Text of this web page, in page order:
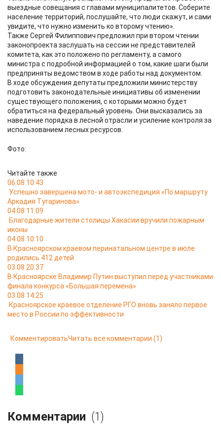
выездные совещания с главами муниципалитетов. Соберите
население территорий, послушайте, что люди скажут, и сами
увидите, что нужно изменить ко второму чтению».
Также Сергей Филиппович предложил при втором чтении
законопроекта заслушать на сессии не представителей
комитета, как это положено по регламенту, а самого
министра с подробной информацией о том, какие шаги были
предприняты ведомством в ходе работы над документом.
В ходе обсуждения депутаты предложили министерству
подготовить законодательные инициативы об изменении
существующего положения, с которыми можно будет
обратиться на федеральный уровень. Они высказались за
наведение порядка в лесной отрасли и усиление контроля за
использованием лесных ресурсов.
Фото:
Читайте также
06.08 10:43
Успешно завершена мото- и автоэкспедиция «По маршруту
Аркадия Тугаринова»
04.08 11:09
Благодарные жители столицы Хакасии вручили пожарным
иконы
04.08 10:10
В Красноярском краевом перинатальном центре в июле
родились 412 детей
03.08 20:37
В Красноярске Владимир Путин выступил перед участниками
финала конкурса «Большая перемена»
03.08 14:25
Красноярское краевое отделение РГО вновь заняло первое
место в России по эффективности
КомментироватьЧитать все комментарии (1)
Комментарии (1)